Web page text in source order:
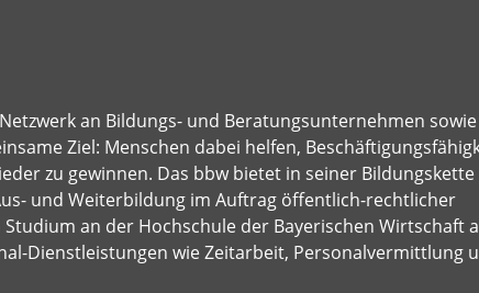
an Bildungs- und Beratungsunternehmen sowie
Ziel: Menschen dabei helfen,
zu gewinnen. Das bbw bietet in seiner Bildungskette
und Weiterbildung im Auftrag öffentlich-rechtlicher
an der Hochschule der Bayerischen Wirtschaft
Dienstleistungen wie Zeitarbeit, Personalvermittlung